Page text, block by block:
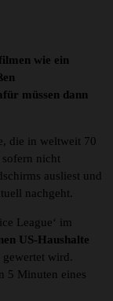
wie ein
müssen dann
die in weltweit 70
nicht
ausliest und
nachgeht.
League‘ im
US-Haushalte
wird.
5 Minuten eines